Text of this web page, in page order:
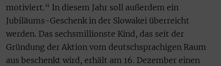
motiviert.“ In diesem Jahr soll außerdem ein
Jubiläums-Geschenk in der Slowakei überreicht
werden. Das sechsmillionste Kind, das seit der
Gründung der Aktion vom deutschsprachigen Raum
aus beschenkt wird, erhält am 16. Dezember einen